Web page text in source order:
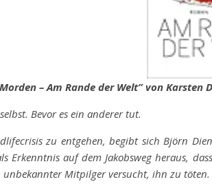
– Am Rande der Welt” von Karsten
Bevor es ein anderer tut.
zu entgehen, begibt sich Björn
Erkenntnis auf dem Jakobsweg heraus,
unbekannter Mitpilger versucht, ihn zu töten.